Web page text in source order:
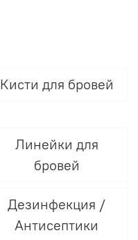
Кисти для бровей
Линейки для
бровей
Дезинфекция /
Антисептики